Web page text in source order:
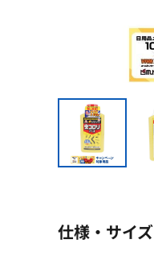
仕様・サイズ